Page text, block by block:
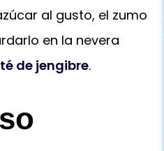
al gusto, el zumo
en la nevera
de jengibre.